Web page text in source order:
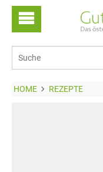
HOME REZEPTE